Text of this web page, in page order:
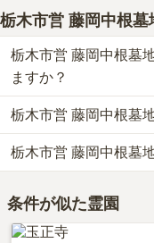
栃木市営 藤岡中根墓
栃木市営 藤岡中根墓
ますか？
栃木市営 藤岡中根墓地
求めいただけます。
なお、栃木市営 藤岡中
36万円（墓石代別途）で
お墓は、価格が高いもの
りません。大切なのは、
きる場所を選ぶことです。
栃木市営 藤岡中根墓
車の場合、東北自動車道
す。
詳しいルートや地図は、
確認ください。
栃木市営 藤岡中根墓
栃木市営 藤岡中根墓地
口コミはあくまで一つの
ご自身の目で雰囲気を確
条件が似た霊園